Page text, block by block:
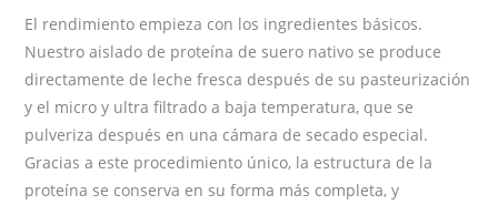
El rendimiento empieza con los ingredientes básicos.
Nuestro aislado de proteína de suero nativo se produce
directamente de leche fresca después de su pasteurización
y el micro y ultra filtrado a baja temperatura, que se
pulveriza después en una cámara de secado especial.
Gracias a este procedimiento único, la estructura de la
proteína se conserva en su forma más completa, y